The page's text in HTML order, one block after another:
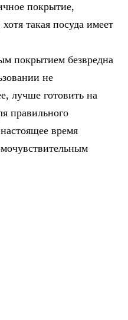
покрытие,
такая посуда имеет
покрытием безвредна
не
лучше готовить на
правильного
время